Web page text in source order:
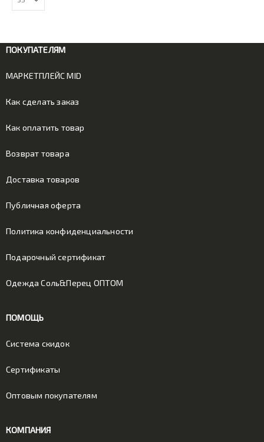
ПОКУПАТЕЛЯМ
МАРКЕТПЛЕЙС MID
Как сделать заказ
Как оплатить товар
Возврат товара
Доставка товаров
Публичная оферта
Политика конфиденциальности
Подарочный сертификат
Одежда Соль&Перец ОПТОМ
ПОМОЩЬ
Система скидок
Сертификаты
Оптовым покупателям
КОМПАНИЯ